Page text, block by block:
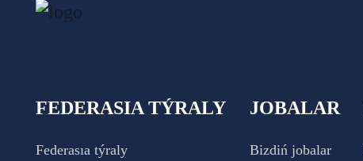
FEDERASIA TÝRALY
Federasıa týraly
JOBALAR
Bizdiń jobalar